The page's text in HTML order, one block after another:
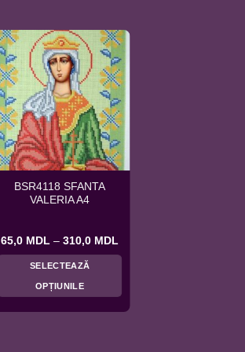
BSR4118 SFANTA
VALERIA A4
65,0 MDL – 310,0 MDL
prețuri:
SELECTEAZĂ
OPȚIUNILE